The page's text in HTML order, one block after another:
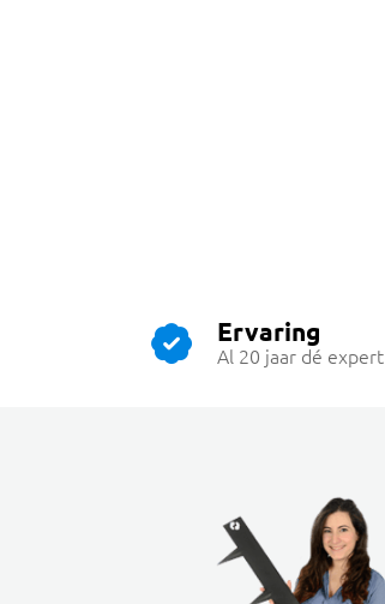
Ervaring
Al 20 jaar dé expert